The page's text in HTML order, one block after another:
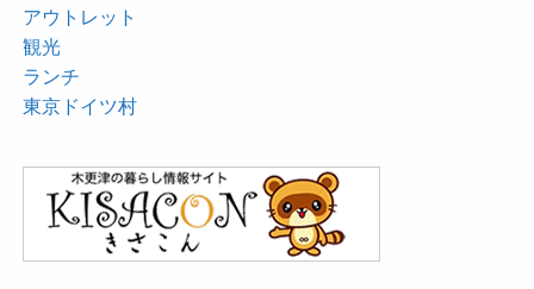
アウトレット
観光
ランチ
東京ドイツ村